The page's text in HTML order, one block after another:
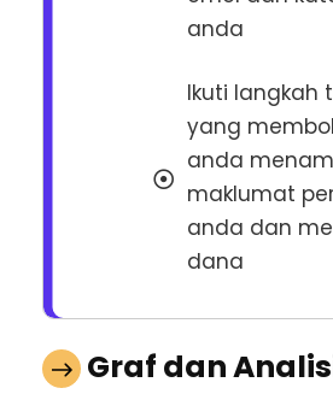
anda
Ikuti langkah
yang
anda
maklumat
anda dan
dana
Graf dan